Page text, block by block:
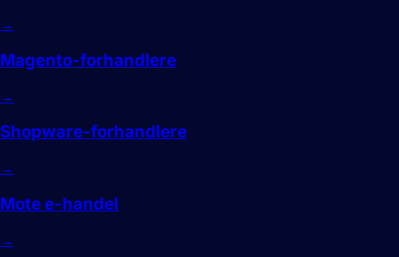
→
Magento-forhandlere
→
Shopware-forhandlere
→
Mote e-handel
→